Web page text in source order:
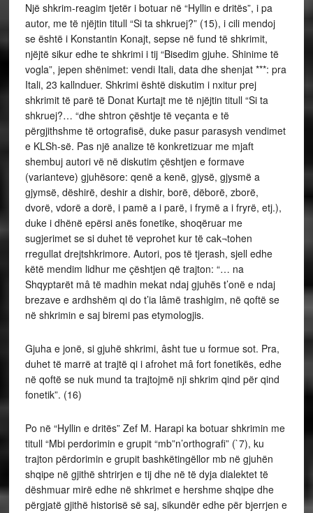
Një shkrim-reagim tjetër i botuar në “Hyllin e dritës”, i pa
autor, me të njëjtin titull “Si ta shkruej?” (15), i cili mendoj
se është i Konstantin Konajt, sepse në fund të shkrimit,
njëjtë sikur edhe te shkrimi i tij “Bisedim gjuhe. Shinime të
vogla”, jepen shënimet: vendi Itali, data dhe shenjat ***: pra
Itali, 23 kallnduer. Shkrimi është diskutim i nxitur prej
shkrimit të parë të Donat Kurtajt me të njëjtin titull “Si ta
shkruej?… “dhe shtron çështje të veçanta e të
përgjithshme të ortografisë, duke pasur parasysh vendimet
e KLSh-së. Pas një analize të konkretizuar me mjaft
shembuj autori vë në diskutim çështjen e formave
(varianteve) gjuhësore: qenë a kenë, gjysë, gjysmë a
gjymsë, dëshirë, deshir a dishir, borë, dëborë, zborë,
dvorë, vdorë a dorë, i pamë a i parë, i frymë a i fryrë, etj.),
duke i dhënë epërsi anës fonetike, shoqëruar me
sugjerimet se si duhet të veprohet kur të cak¬tohen
rregullat drejtshkrimore. Autori, pos të tjerash, sjell edhe
këtë mendim lidhur me çështjen që trajton: “… na
Shqyptarët mâ të madhin mekat ndaj gjuhës t’onë e ndaj
brezave e ardhshëm qi do t’ia lâmë trashigim, në qoftë se
në shkrimin e saj biremi pas etymologjis.
Gjuha e jonë, si gjuhë shkrimi, âsht tue u formue sot. Pra,
duhet të marrë at trajtë qi i afrohet mâ fort fonetikës, edhe
në qoftë se nuk mund ta trajtojmë nji shkrim qind për qind
fonetik”. (16)
Po në “Hyllin e dritës” Zef M. Harapi ka botuar shkrimin me
titull “Mbi perdorimin e grupit “mb”n’orthografi” (`7), ku
trajton përdorimin e grupit bashkëtingëllor mb në gjuhën
shqipe në gjithë shtrirjen e tij dhe në të dyja dialektet të
dëshmuar mirë edhe në shkrimet e hershme shqipe dhe
përgjatë gjithë historisë së saj, sikundër edhe për bjerrjen e